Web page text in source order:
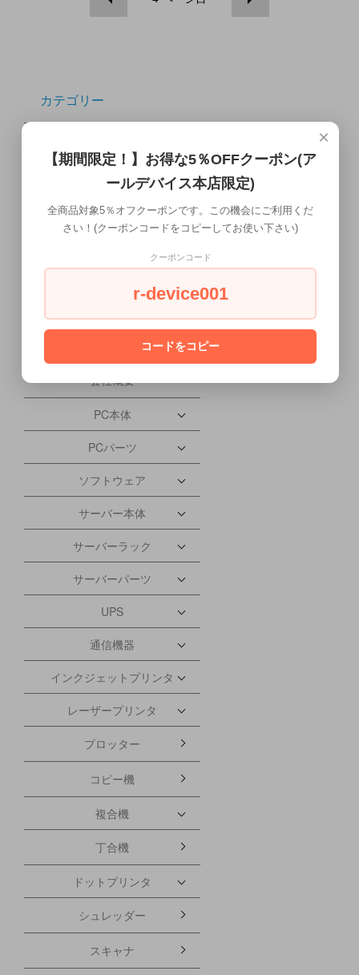
カテゴリー
ブレードサーバー
液晶ディスプレイ
会社概要
PC本体
PCパーツ
ソフトウェア
サーバー本体
サーバーラック
サーバーパーツ
UPS
通信機器
インクジェットプリンタ
レーザープリンタ
プロッター
コピー機
複合機
丁合機
ドットプリンタ
シュレッダー
スキャナ
×
【期間限定！】お得な5％OFFクーポン(ア
ールデバイス本店限定)
全商品対象5％オフクーポンです。この機会にご利用くだ
さい！(クーポンコードをコピーしてお使い下さい)
クーポンコード
r-device001
コードをコピー